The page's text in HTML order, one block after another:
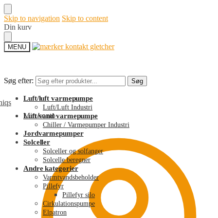
Skip to navigation Skip to content
Din kurv
MENU
Søg efter: Søg
Min konto
Søg efter: Søg
Luft/luft varmepumpe
Luft/Luft Industri
Luft/vand varmepumpe
Chiller / Varmepumper Industri
Jordvarmepumper
Solceller
Solceller og solfanger
Solcelle beregner
Andre kategorier
Varmtvandsbeholder
Pillefyr
Pillefyr silo
Cirkulationspumpe
Elpatron